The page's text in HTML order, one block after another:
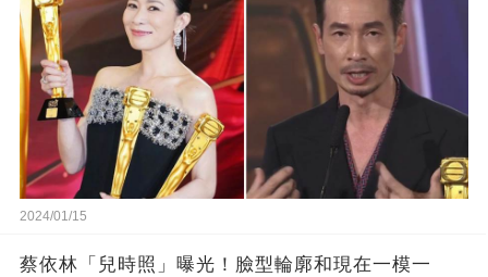
2024/01/15
蔡依林「兒時照」曝光！臉型輪廓和現在一模一